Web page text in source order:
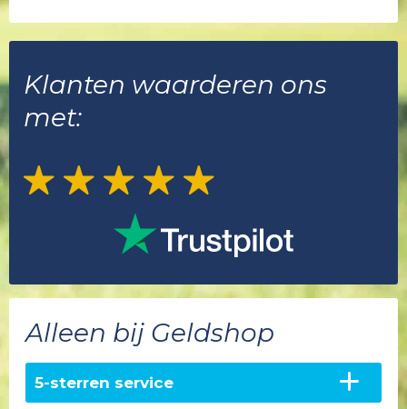
Klanten waarderen ons
met:
Alleen bij Geldshop
5-sterren service